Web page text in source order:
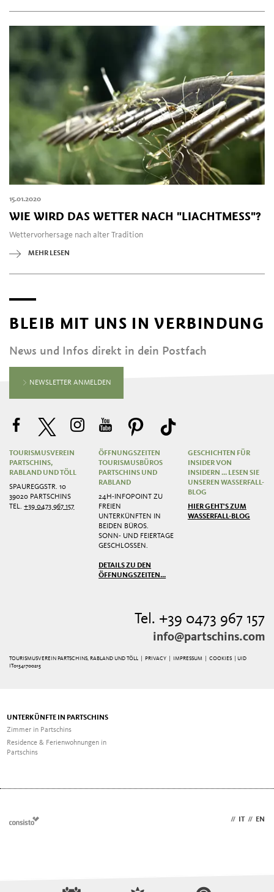
15.01.2020
WIE WIRD DAS WETTER NACH "LIACHTMESS"?
Wettervorhersage nach alter Tradition
MEHR LESEN
BLEIB MIT UNS IN VERBINDUNG
News und Infos direkt in dein Postfach
NEWSLETTER ANMELDEN
TOURISMUSVEREIN
PARTSCHINS,
RABLAND UND TÖLL
SPAUREGGSTR. 10
39020 PARTSCHINS
TEL.+39 0473 967 157
ÖFFNUNGSZEITEN
TOURISMUSBÜROS
PARTSCHINS UND
RABLAND
24H-INFOPOINT ZU
FREIEN
UNTERKÜNFTEN IN
BEIDEN BÜROS.
SONN- UND FEIERTAGE
GESCHLOSSEN.
DETAILS ZU DEN
ÖFFNUNGSZEITEN...
GESCHICHTEN FÜR
INSIDER VON
INSIDERN ... LESEN SIE
UNSEREN WASSERFALL-
BLOG
HIER GEHT'S ZUM
WASSERFALL-BLOG
Tel. +39 0473 967 157
info@partschins.com
TOURISMUSVEREIN PARTSCHINS, RABLAND UND TÖLL | PRIVACY IMPRESSUM |COOKIES
| UID
IT01541700215
UNTERKÜNFTE IN PARTSCHINS
Zimmer in Partschins
Residence & Ferienwohnungen in
Partschins
// IT // EN